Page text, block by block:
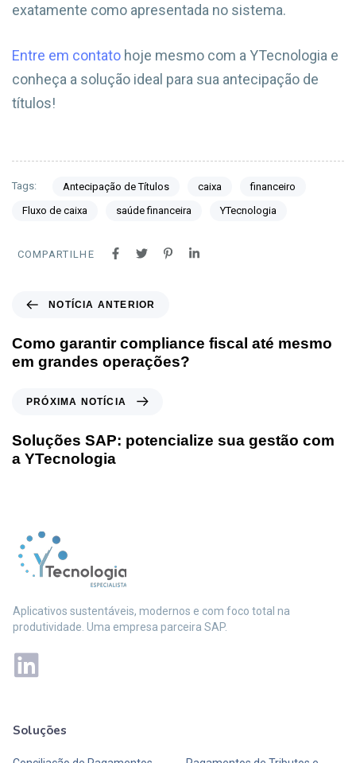
exatamente como apresentada no sistema.
Entre em contato hoje mesmo com a YTecnologia e
conheça a solução ideal para sua antecipação de
títulos!
Tags: Antecipação de Títulos caixa financeiro
Fluxo de caixa saúde financeira YTecnologia
COMPARTILHE
NOTÍCIA ANTERIOR
Como garantir compliance fiscal até mesmo
em grandes operações?
PRÓXIMA NOTÍCIA
Soluções SAP: potencialize sua gestão com
a YTecnologia
Aplicativos sustentáveis, modernos e com foco total na
produtividade. Uma empresa parceira SAP.
Soluções